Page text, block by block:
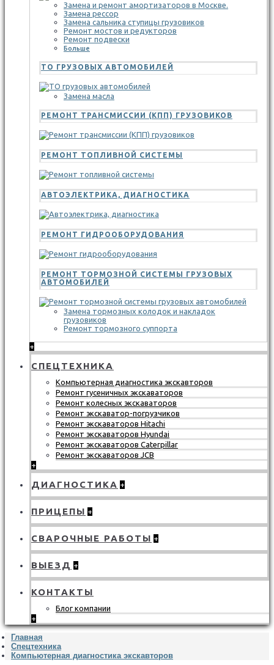
Замена и ремонт амортизаторов в Москве.
Замена рессор
Замена сальника ступицы грузовиков
Ремонт мостов и редукторов
Ремонт подвески
Больше
ТО ГРУЗОВЫХ АВТОМОБИЛЕЙ
Замена масла
РЕМОНТ ТРАНСМИССИИ (КПП) ГРУЗОВИКОВ
РЕМОНТ ТОПЛИВНОЙ СИСТЕМЫ
АВТОЭЛЕКТРИКА, ДИАГНОСТИКА
РЕМОНТ ГИДРООБОРУДОВАНИЯ
РЕМОНТ ТОРМОЗНОЙ СИСТЕМЫ ГРУЗОВЫХ
АВТОМОБИЛЕЙ
Замена тормозных колодок и накладок
грузовиков
Ремонт тормозного суппорта
+
СПЕЦТЕХНИКА
Компьютерная диагностика экскавторов
Ремонт гусеничных экскаваторов
Ремонт колесных экскаваторов
Ремонт экскаватор-погрузчиков
Ремонт экскаваторов Hitachi
Ремонт экскаваторов Hyundai
Ремонт экскаваторов Caterpillar
Ремонт экскаваторов JCB
+
ДИАГНОСТИКА +
ПРИЦЕПЫ +
СВАРОЧНЫЕ РАБОТЫ +
ВЫЕЗД +
КОНТАКТЫ
Блог компании
+
Главная
Спецтехника
Компьютерная диагностика экскавторов